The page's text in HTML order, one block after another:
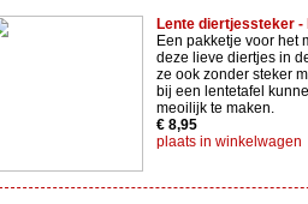
Lente diertjessteker -
Een pakketje voor het
deze lieve diertjes in
ze ook zonder steker
bij een lentetafel
meoilijk te maken.
€ 8,95
plaats in winkelwagen